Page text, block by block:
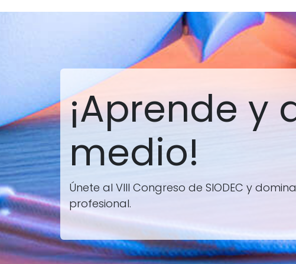
¡Aprende y
medio!
Únete al VIII Congreso de SIODEC y
profesional.